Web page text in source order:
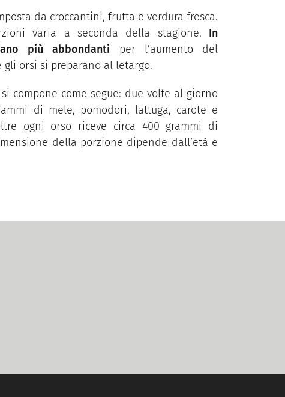
da croccantini, frutta e verdura fresca.
varia a seconda della stagione. In
più abbondanti per l’aumento del
orsi si preparano al letargo.
si compone come segue: due volte al giorno
di mele, pomodori, lattuga, carote e
ogni orso riceve circa 400 grammi di
della porzione dipende dall’età e